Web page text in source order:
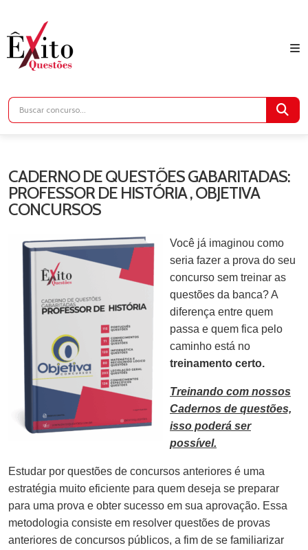
CADERNO DE QUESTÕES GABARITADAS:
PROFESSOR DE HISTÓRIA , OBJETIVA
CONCURSOS
Você já imaginou como
seria fazer a prova do seu
concurso sem treinar as
questões da banca? A
diferença entre quem
passa e quem fica pelo
caminho está no
treinamento certo.
Treinando com nossos
Cadernos de questões,
isso poderá ser
possível.
Estudar por questões de concursos anteriores é uma
estratégia muito eficiente para quem deseja se preparar
para uma prova e obter sucesso em sua aprovação. Essa
metodologia consiste em resolver questões de provas
anteriores de concursos públicos, a fim de se familiarizar